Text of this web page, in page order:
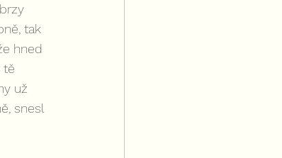
tak
hned
tě
už
snesl